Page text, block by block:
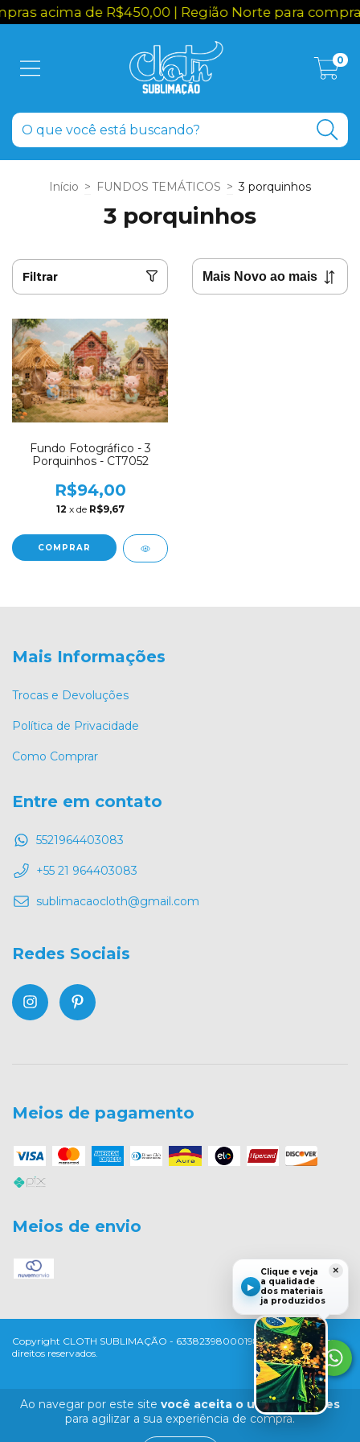
acima de R$450,00 | Região Norte para
0
Ao navegar por este site você aceita o uso de cookies
para agilizar a sua experiência de compra.
Início > FUNDOS TEMÁTICOS > 3 porquinhos
3 porquinhos
Filtrar
Fundo Fotográfico - 3
Porquinhos - CT7052
R$94,00
12 x de R$9,67
COMPRAR
Mais Informações
Trocas e Devoluções
Política de Privacidade
Como Comprar
Entre em contato
5521964403083
+55 21 964403083
sublimacaocloth@gmail.com
Redes Sociais
Meios de pagamento
Meios de envio
Copyright CLOTH SUBLIMAÇÃO - 63382398000198 - 2026. Todos os
direitos reservados.
×
▶
Clique e veja
a qualidade
dos materiais
ja produzidos